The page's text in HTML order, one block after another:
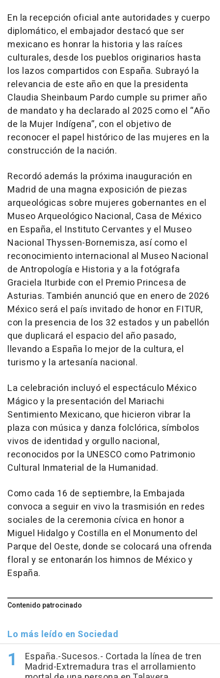
En la recepción oficial ante autoridades y cuerpo
diplomático, el embajador destacó que ser
mexicano es honrar la historia y las raíces
culturales, desde los pueblos originarios hasta
los lazos compartidos con España. Subrayó la
relevancia de este año en que la presidenta
Claudia Sheinbaum Pardo cumple su primer año
de mandato y ha declarado al 2025 como el “Año
de la Mujer Indígena”, con el objetivo de
reconocer el papel histórico de las mujeres en la
construcción de la nación.
Recordó además la próxima inauguración en
Madrid de una magna exposición de piezas
arqueológicas sobre mujeres gobernantes en el
Museo Arqueológico Nacional, Casa de México
en España, el Instituto Cervantes y el Museo
Nacional Thyssen-Bornemisza, así como el
reconocimiento internacional al Museo Nacional
de Antropología e Historia y a la fotógrafa
Graciela Iturbide con el Premio Princesa de
Asturias. También anunció que en enero de 2026
México será el país invitado de honor en FITUR,
con la presencia de los 32 estados y un pabellón
que duplicará el espacio del año pasado,
llevando a España lo mejor de la cultura, el
turismo y la artesanía nacional.
La celebración incluyó el espectáculo México
Mágico y la presentación del Mariachi
Sentimiento Mexicano, que hicieron vibrar la
plaza con música y danza folclórica, símbolos
vivos de identidad y orgullo nacional,
reconocidos por la UNESCO como Patrimonio
Cultural Inmaterial de la Humanidad.
Como cada 16 de septiembre, la Embajada
convoca a seguir en vivo la trasmisión en redes
sociales de la ceremonia cívica en honor a
Miguel Hidalgo y Costilla en el Monumento del
Parque del Oeste, donde se colocará una ofrenda
floral y se entonarán los himnos de México y
España.
Contenido patrocinado
Lo más leído en Sociedad
España.-Sucesos.- Cortada la línea de tren
Madrid-Extremadura tras el arrollamiento